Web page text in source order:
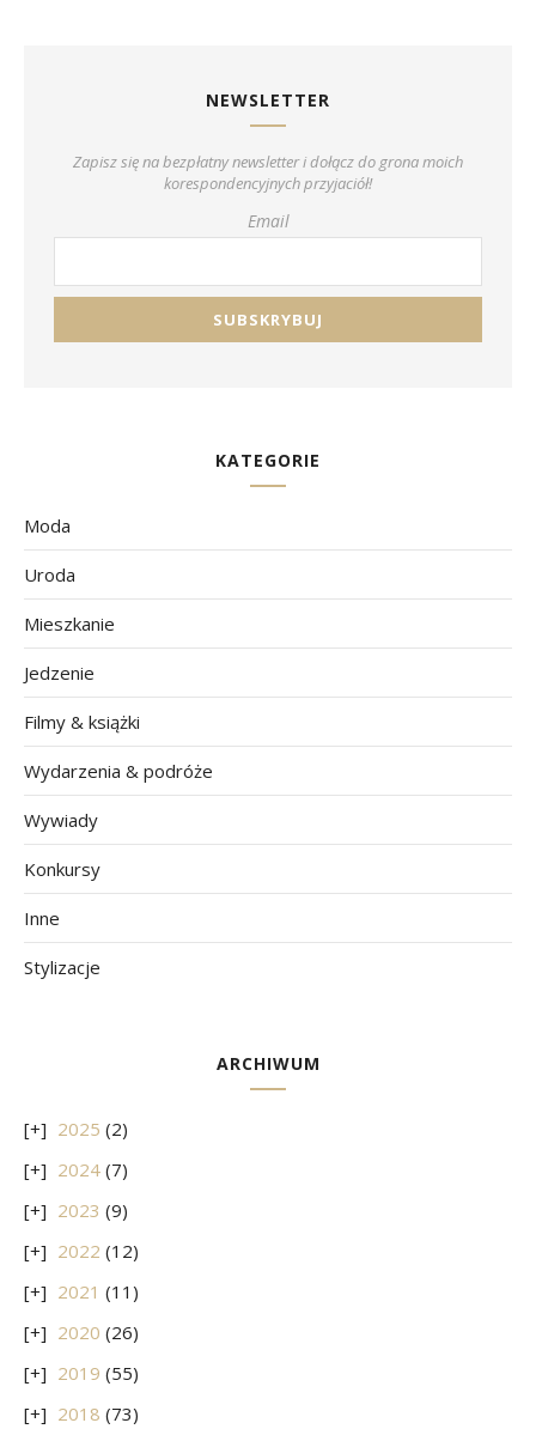
NEWSLETTER
Zapisz się na bezpłatny newsletter i dołącz do grona moich
korespondencyjnych przyjaciół!
Email
KATEGORIE
Moda
Uroda
Mieszkanie
Jedzenie
Filmy & książki
Wydarzenia & podróże
Wywiady
Konkursy
Inne
Stylizacje
ARCHIWUM
2025 (2)
2024 (7)
2023 (9)
2022 (12)
2021 (11)
2020 (26)
2019 (55)
2018 (73)